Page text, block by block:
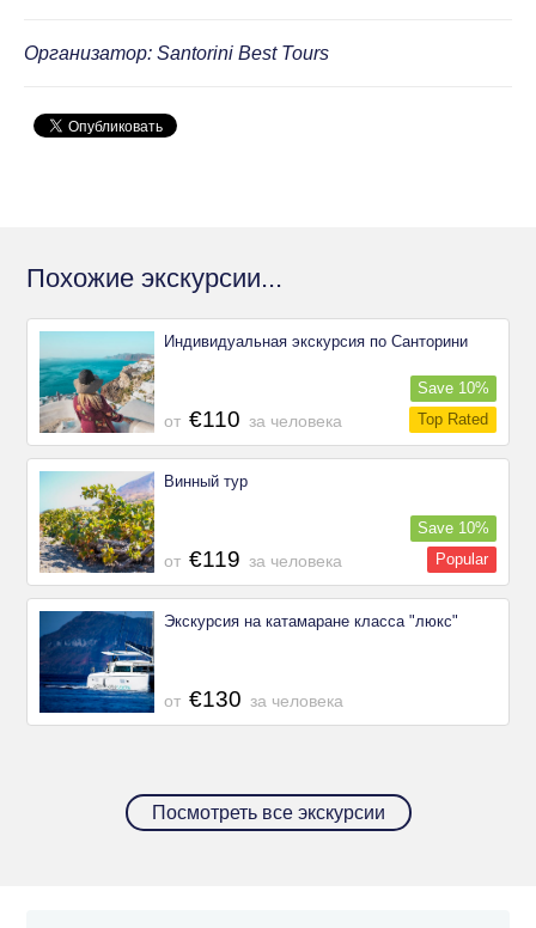
Организатор: Santorini Best Tours
Похожие экскурсии...
Top Rated
Save 10%
Индивидуальная экскурсия по Санторини
от €110 за человека
Popular
Save 10%
Винный тур
от €119 за человека
Экскурсия на катамаране класса "люкс"
от €130 за человека
Посмотреть все экскурсии